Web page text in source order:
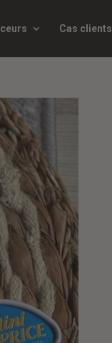
Cas clients